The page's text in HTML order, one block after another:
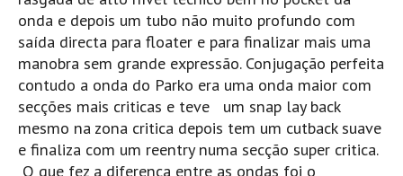
Internacionais
Exclusivas
Perfil da semana
Podcast Pulsar do Surf
Opinião
onda e depois um tubo não muito profundo com
saída directa para floater e para finalizar mais uma
manobra sem grande expressão. Conjugação perfeita
contudo a onda do Parko era uma onda maior com
secções mais criticas e teve um snap lay back
mesmo na zona critica depois tem um cutback suave
e finaliza com um reentry numa secção super critica.
O que fez a diferença entre as ondas foi o